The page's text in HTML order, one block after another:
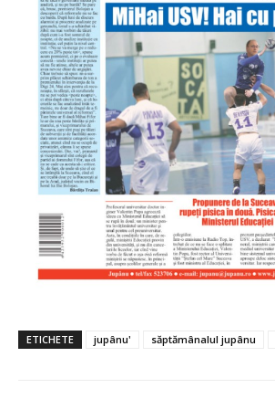
ETICHETE jupânu' săptămânalul jupânu